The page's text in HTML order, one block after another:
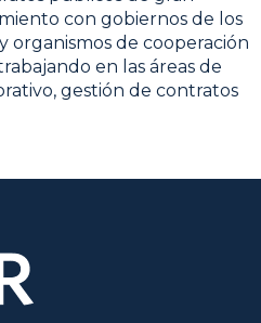
con gobiernos de los
organismos de cooperación
en las áreas de
gestión de contratos